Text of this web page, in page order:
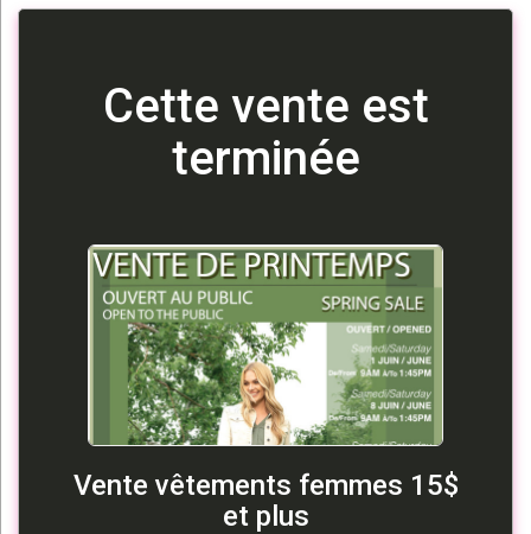
Cette vente est
terminée
Vente vêtements femmes 15$
et plus